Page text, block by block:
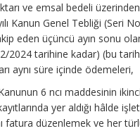
ve emsal bedeli üzerinden
Kanun Genel Tebliği (Seri
eden üçüncü ayın sonu
2024 tarihine kadar) (bu
aynı süre içinde ödemeleri,
6 ncı maddesinin
yer aldığı hâlde
fatura düzenlemek ve her